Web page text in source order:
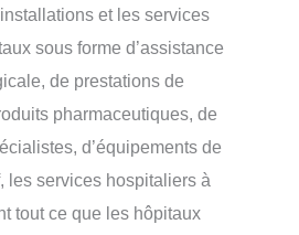
et les services
sous forme d’assistance
de prestations de
pharmaceutiques, de
d’équipements de
les services hospitaliers à
tout ce que les hôpitaux